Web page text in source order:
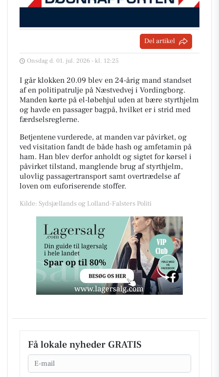
Del artikel
Onsdag d. 01. jul. 2026 - kl. 12:25
I går klokken 20.09 blev en 24-årig mand standset
af en politipatrulje på Næstvedvej i Vordingborg.
Manden kørte på el-løbehjul uden at bære styrthjelm
og havde en passager bagpå, hvilket er i strid med
færdselsreglerne.
Betjentene vurderede, at manden var påvirket, og
ved visitation fandt de både hash og amfetamin på
ham. Han blev derfor anholdt og sigtet for kørsel i
påvirket tilstand, manglende brug af styrthjelm,
ulovlig passagertransport samt overtrædelse af
loven om euforiserende stoffer.
Kilde: Sydsjællands og Lolland-Falsters Politi
Få lokale nyheder GRATIS
Email